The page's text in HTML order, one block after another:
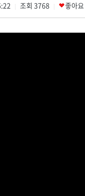
로컬 콘텐츠 Hub
문화행사 아카이빙
조회 3768 좋아요